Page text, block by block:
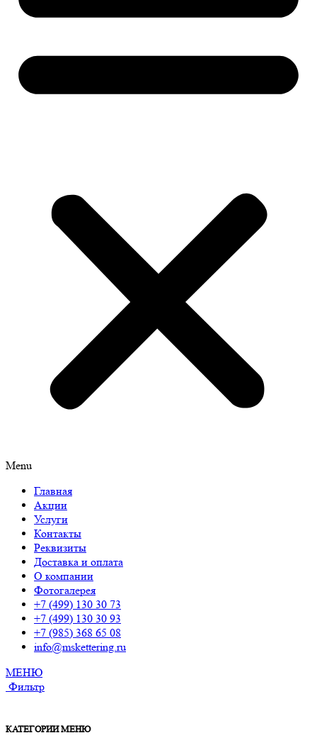
Menu
Главная
Акции
Услуги
Контакты
Реквизиты
Доставка и оплата
О компании
Фотогалерея
+7 (499) 130 30 73
+7 (499) 130 30 93
+7 (985) 368 65 08
info@mskettering.ru
МЕНЮ
Фильтр
КАТЕГОРИИ МЕНЮ